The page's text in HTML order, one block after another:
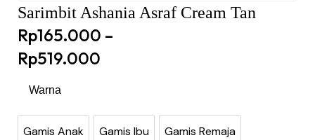
Sarimbit Ashania Asraf Cream Tan
Rp165.000 –
Rp519.000
Warna
Gamis Anak Gamis Ibu Gamis Remaja